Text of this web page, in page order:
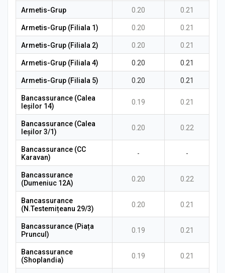
Armetis-Grup 0.20 0.21
Armetis-Grup (Filiala 1) 0.20 0.21
Armetis-Grup (Filiala 2) 0.20 0.21
Armetis-Grup (Filiala 4) 0.20 0.21
Armetis-Grup (Filiala 5) 0.20 0.21
Bancassurance (Calea
Ieșilor 14)
0.19 0.21
Bancassurance (Calea
Ieșilor 3/1)
0.20 0.22
Bancassurance (CC
Karavan)
- -
Bancassurance
(Dumeniuc 12A)
0.20 0.22
Bancassurance
(N.Testemițeanu 29/3)
0.20 0.21
Bancassurance (Piața
Pruncul)
0.19 0.21
Bancassurance
(Shoplandia)
0.19 0.21